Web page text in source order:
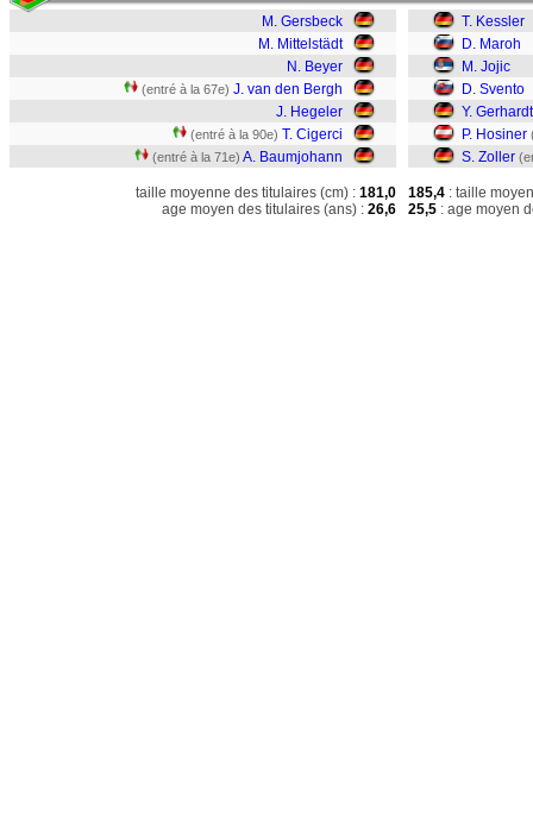
M. Gersbeck
M. Mittelstädt
N. Beyer
(entré à la 67e) J. van den Bergh
J. Hegeler
(entré à la 90e) T. Cigerci
(entré à la 71e) A. Baumjohann
taille moyenne des titulaires (cm) : 181,0
age moyen des titulaires (ans) : 26,6
T. Kessler
D. Maroh
M. Jojic
D. Svento
Y. Gerhardt
P. Hosiner
S. Zoller
185,4 : taille
25,5 : age moyen